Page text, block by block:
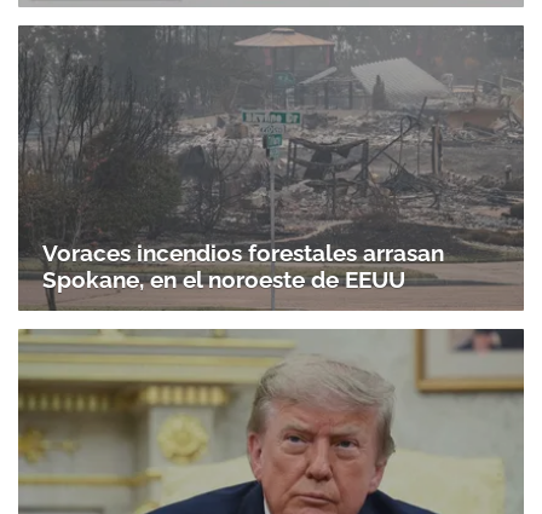
Voraces incendios forestales arrasan
Spokane, en el noroeste de EEUU